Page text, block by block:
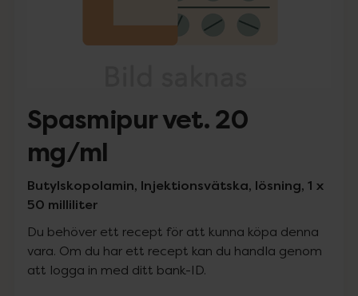
Spasmipur vet. 20
mg/ml
Butylskopolamin, Injektionsvätska, lösning, 1 x
50 milliliter
Du behöver ett recept för att kunna köpa denna
vara. Om du har ett recept kan du handla genom
att logga in med ditt bank-ID.